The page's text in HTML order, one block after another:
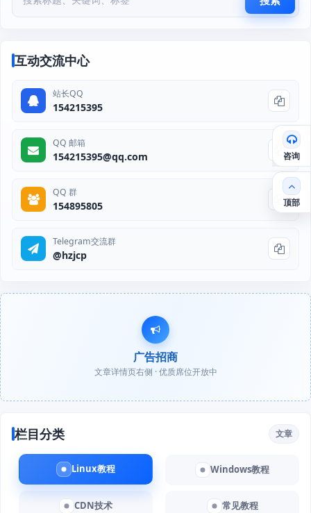
互动交流中心
站长QQ
154215395
QQ 邮箱
154215395@qq.com
QQ 群
154895805
Telegram交流群
@hzjcp
广告招商
文章详情页右侧 · 优质席位开放中
栏目分类 文章
Linux教程 Windows教程
CDN技术 常见教程
咨询
顶部